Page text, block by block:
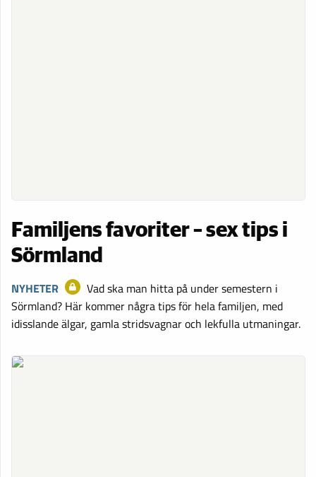
Familjens favoriter – sex tips i
Sörmland
NYHETER
Vad ska man hitta på under semestern i
Sörmland? Här kommer några tips för hela familjen, med
idisslande älgar, gamla stridsvagnar och lekfulla utmaningar.